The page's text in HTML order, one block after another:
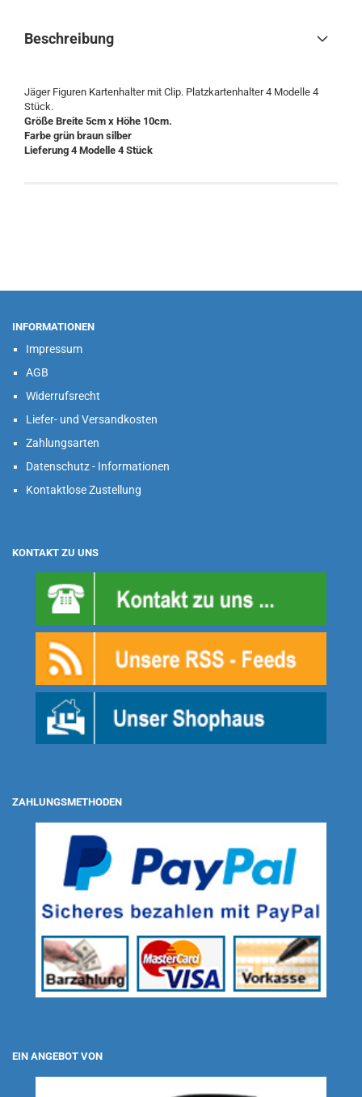
Beschreibung
Jäger Figuren Kartenhalter mit Clip. Platzkartenhalter 4 Modelle 4
Stück.
Größe Breite 5cm x Höhe 10cm.
Farbe grün braun silber
Lieferung 4 Modelle 4 Stück
INFORMATIONEN
Impressum
AGB
Widerrufsrecht
Liefer- und Versandkosten
Zahlungsarten
Datenschutz - Informationen
Kontaktlose Zustellung
KONTAKT ZU UNS
ZAHLUNGSMETHODEN
EIN ANGEBOT VON